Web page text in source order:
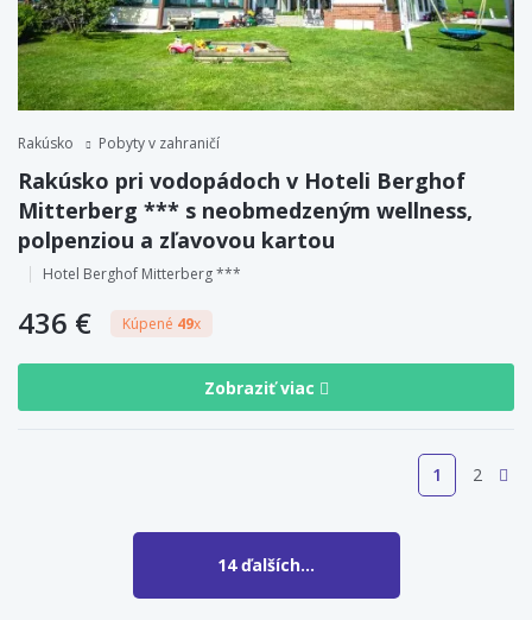
Rakúsko Pobyty v zahraničí
Rakúsko pri vodopádoch v Hoteli Berghof
Mitterberg *** s neobmedzeným wellness,
polpenziou a zľavovou kartou
Hotel Berghof Mitterberg ***
436 € Kúpené 49x
Zobraziť viac
1 2
14 ďalších...